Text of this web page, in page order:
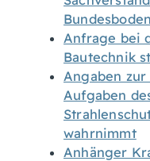
Anfrage bei
Bautechnik
Angaben
Aufgaben
wahrnimmt
Anhänger